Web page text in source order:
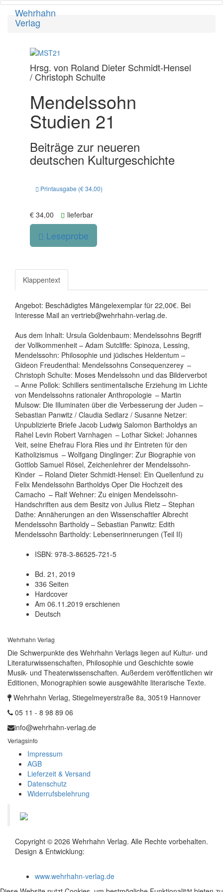
Wehrhahn
Verlag
Hrsg. von Roland Dieter Schmidt-Hensel
/ Christoph Schulte
Mendelssohn
Studien 21
Beiträge zur neueren
deutschen Kulturgeschichte
Printausgabe (€ 34,00)
€ 34,00 lieferbar
Leseprobe
Klappentext
Angebot: Beschädigtes Mängelexemplar für 22,00€. Bei
Interesse Mail an vertrieb@wehrhahn-verlag.de.
Aus dem Inhalt: Ursula Goldenbaum: Mendelssohns Begriff
der Vollkommenheit – Adam Sutcliffe: Spinoza, Lessing,
Mendelssohn: Philosophie und jüdisches Heldentum –
Gideon Freudenthal: Mendelssohns Consequenzerey –
Christoph Schulte: Moses Mendelssohn und das Bilderverbot
– Anne Pollok: Schillers sentimentalische Erziehung im Lichte
von Mendelssohns rationaler Anthropologie – Martin
Mulsow: Die Illuminaten über die Verbesserung der Juden –
Sebastian Panwitz / Claudia Sedlarz / Susanne Netzer:
Unpublizierte Briefe Jacob Ludwig Salomon Bartholdys an
Rahel Levin Robert Varnhagen – Lothar Sickel: Johannes
Veit, seine Ehefrau Flora Ries und ihr Eintreten für den
Katholizismus – Wolfgang Dinglinger: Zur Biographie von
Gottlob Samuel Rösel, Zeichenlehrer der Mendelssohn-
Kinder – Roland Dieter Schmidt-Hensel: Ein Quellenfund zu
Felix Mendelssohn Bartholdys Oper Die Hochzeit des
Camacho – Ralf Wehner: Zu einigen Mendelssohn-
Handschriften aus dem Besitz von Julius Rietz – Stephan
Dathe: Annäherungen an den Wissenschaftler Albrecht
Mendelssohn Bartholdy – Sebastian Panwitz: Edith
Mendelssohn Bartholdy: Lebenserinnerungen (Teil II)
ISBN: 978-3-86525-721-5
Bd. 21, 2019
336 Seiten
Hardcover
Am 06.11.2019 erschienen
Deutsch
Wehrhahn Verlag
Die Schwerpunkte des Wehrhahn Verlags liegen auf Kultur- und
Literaturwissenschaften, Philosophie und Geschichte sowie
Musik- und Theaterwissenschaften. Außerdem veröffentlichen wir
Editionen, Monographien sowie ausgewählte literarische Texte.
Wehrhahn Verlag, Stiegelmeyerstraße 8a, 30519 Hannover
05 11 - 8 98 89 06
info@wehrhahn-verlag.de
Verlagsinfo
Impressum
AGB
Lieferzeit & Versand
Datenschutz
Widerrufsbelehrung
Copyright © 2026 Wehrhahn Verlag. Alle Rechte vorbehalten.
Design & Entwicklung:
www.wehrhahn-verlag.de